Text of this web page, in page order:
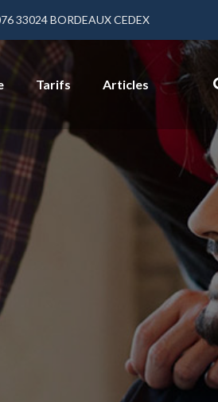
33024 BORDEAUX CEDEX
Tarifs Articles